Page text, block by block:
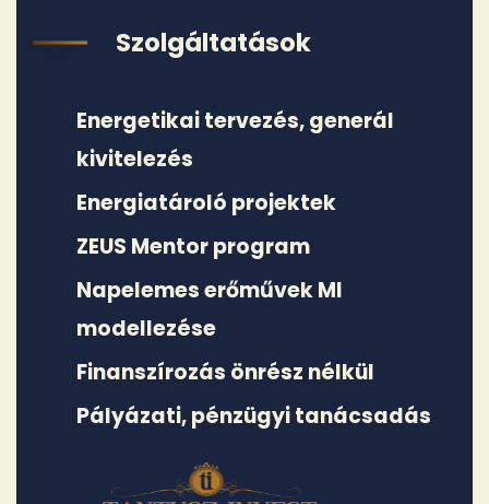
Szolgáltatások
Energetikai tervezés, generál
kivitelezés
Energiatároló projektek
ZEUS Mentor program
Napelemes erőművek MI
modellezése
Finanszírozás önrész nélkül
Pályázati, pénzügyi tanácsadás